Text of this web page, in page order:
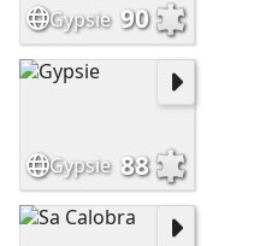
Gypsie 90
Gypsie 88